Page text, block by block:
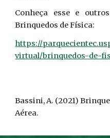
Conheça esse e
Brinquedos de Física:
https://
virtual/brinquedos-de-
Bassini, A. (2021)
Aérea.